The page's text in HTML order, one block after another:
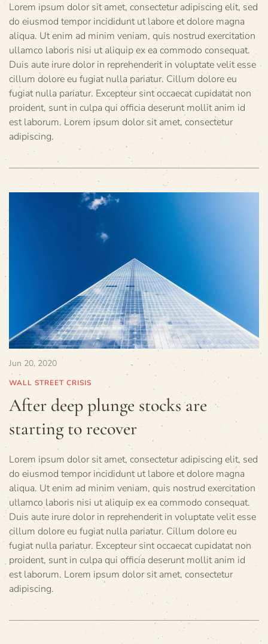
Lorem ipsum dolor sit amet, consectetur adipiscing elit, sed
do eiusmod tempor incididunt ut labore et dolore magna
aliqua. Ut enim ad minim veniam, quis nostrud exercitation
ullamco laboris nisi ut aliquip ex ea commodo consequat.
Duis aute irure dolor in reprehenderit in voluptate velit esse
cillum dolore eu fugiat nulla pariatur. Cillum dolore eu
fugiat nulla pariatur. Excepteur sint occaecat cupidatat non
proident, sunt in culpa qui officia deserunt mollit anim id
est laborum. Lorem ipsum dolor sit amet, consectetur
adipiscing.
Jun 20, 2020
WALL STREET CRISIS
After deep plunge stocks are
starting to recover
Lorem ipsum dolor sit amet, consectetur adipiscing elit, sed
do eiusmod tempor incididunt ut labore et dolore magna
aliqua. Ut enim ad minim veniam, quis nostrud exercitation
ullamco laboris nisi ut aliquip ex ea commodo consequat.
Duis aute irure dolor in reprehenderit in voluptate velit esse
cillum dolore eu fugiat nulla pariatur. Cillum dolore eu
fugiat nulla pariatur. Excepteur sint occaecat cupidatat non
proident, sunt in culpa qui officia deserunt mollit anim id
est laborum. Lorem ipsum dolor sit amet, consectetur
adipiscing.